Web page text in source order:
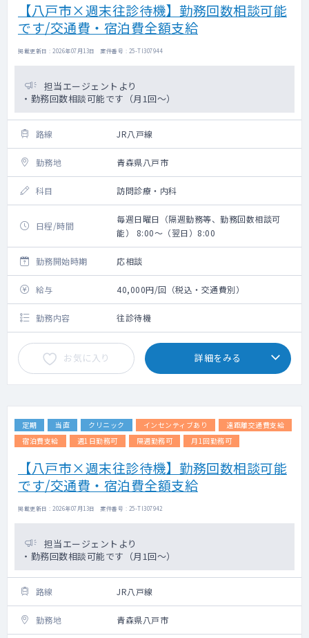
【八戸市×週末往診待機】勤務回数相談可能
です/交通費・宿泊費全額支給
掲載更新日 : 2026年07月13日 案件番号 : 25-TI307944
担当エージェントより
・勤務回数相談可能です（月1回～）
路線 JR八戸線
勤務地 青森県八戸市
科目 訪問診療・内科
日程/時間
毎週日曜日（隔週勤務等、勤務回数相談可
能） 8:00～（翌日）8:00
勤務開始時期 応相談
給与 40,000円/回（税込・交通費別）
勤務内容 往診待機
お気に入り 詳細をみる
定期 当直 クリニック インセンティブあり
遠距離交通費支給
宿泊費支給
週1日勤務可 隔週勤務可 月1回勤務可
【八戸市×週末往診待機】勤務回数相談可能
です/交通費・宿泊費全額支給
掲載更新日 : 2026年07月13日 案件番号 : 25-TI307942
担当エージェントより
・勤務回数相談可能です（月1回～）
路線 JR八戸線
勤務地 青森県八戸市